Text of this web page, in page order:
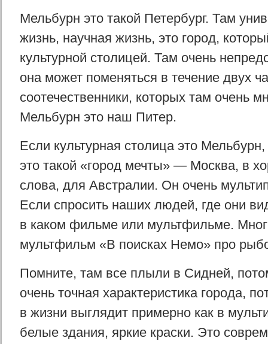
Мельбурн это такой Петербург. Там
жизнь, научная жизнь, это город,
культурной столицей. Там очень
она может поменяться в течение двух
соотечественники, которых там очень
Мельбурн это наш Питер.
Если культурная столица это
это такой «город мечты» — Москва, в
слова, для Австралии. Он очень
Если спросить наших людей, где они
в каком фильме или мультфильме.
мультфильм «В поисках Немо» про
Помните, там все плыли в Сидней,
очень точная характеристика города,
в жизни выглядит примерно как в
белые здания, яркие краски. Это